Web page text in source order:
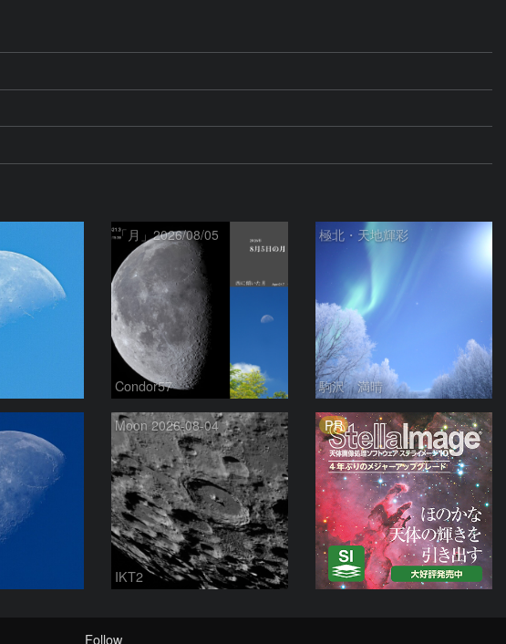
「月」2026/08/05
Condor57
極北・天地輝彩
駒沢 満晴
Moon 2026-08-04
IKT2
PR
Follow